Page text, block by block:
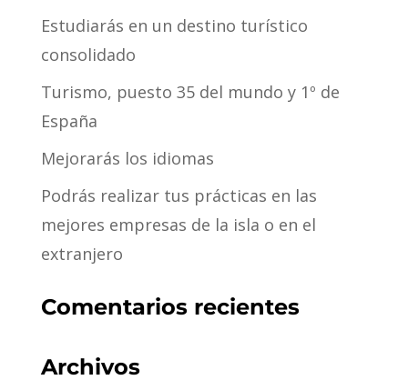
Estudiarás en un destino turístico
consolidado
Turismo, puesto 35 del mundo y 1º de
España
Mejorarás los idiomas
Podrás realizar tus prácticas en las
mejores empresas de la isla o en el
extranjero
Comentarios recientes
Archivos